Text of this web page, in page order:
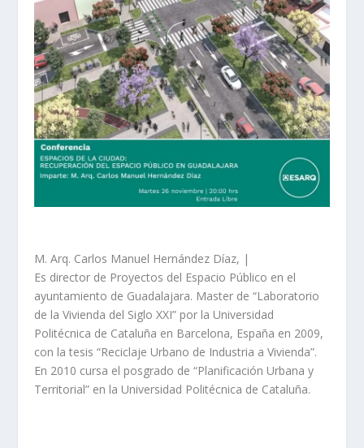
M. Arq. Carlos Manuel Hernández Díaz, |
Es director de Proyectos del Espacio Público en el
ayuntamiento de Guadalajara. Master de “Laboratorio
de la Vivienda del Siglo XXI” por la Universidad
Politécnica de Cataluña en Barcelona, España en 2009,
con la tesis “Reciclaje Urbano de Industria a Vivienda”.
En 2010 cursa el posgrado de “Planificación Urbana y
Territorial” en la Universidad Politécnica de Cataluña.